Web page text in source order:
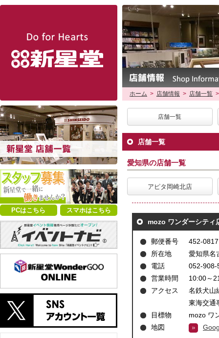
PCはこちら スマホはこちら
ホーム > 店舗情報 > 店舗一覧 >
店舗一覧
店舗一覧
愛知県の店舗一覧
アピタ岡崎北店
mozo ワンダーシティ
郵便番号
452-0817
所在地
愛知県名
電話
052-908-
営業時間
10:00～
アクセス
名鉄犬山
東海交通
目標物
mozo ワ
地図